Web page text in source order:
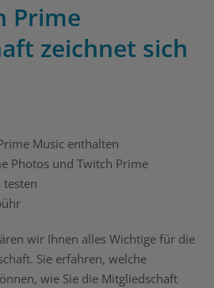
Prime
zeichnet sich
Music enthalten
Photos und Twitch Prime
testen
wir Ihnen alles Wichtige für die
Sie erfahren, welche
wie Sie die Mitgliedschaft